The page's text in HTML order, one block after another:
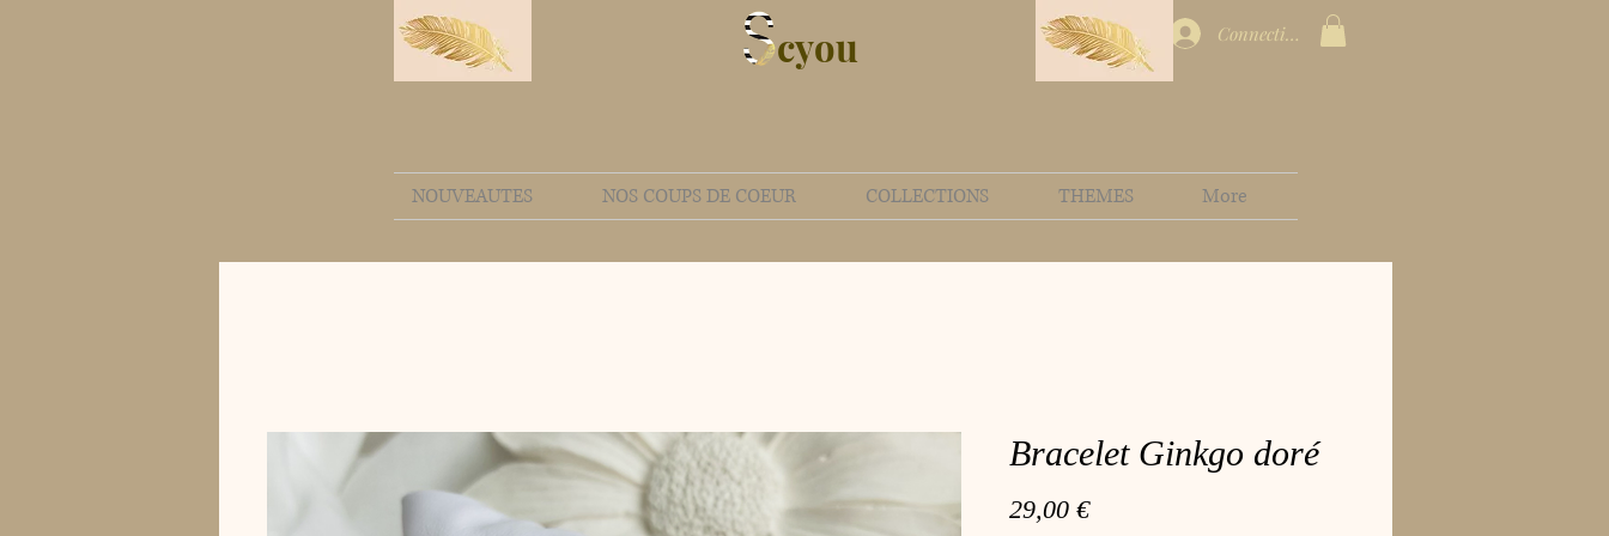
cyou Connection
NOUVEAUTES NOS COUPS DE COEUR COLLECTIONS THEMES More
Bracelet Ginkgo doré
29,00 €Prix